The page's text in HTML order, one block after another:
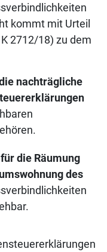
kommt mit Urteil
2712/18) zu dem
nachträgliche
die Räumung
des